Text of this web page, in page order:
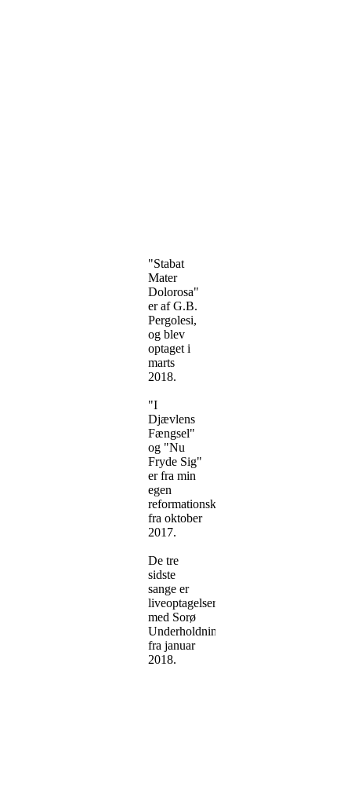
"Stabat
Mater
Dolorosa"
er af G.B.
Pergolesi,
og blev
optaget i
marts
2018.
"I
Djævlens
Fængsel"
og "Nu
Fryde Sig"
er fra min
egen
reformationskantate
fra oktober
2017.
De tre
sidste
sange er
liveoptagelser
med Sorø
Underholdningskor
fra januar
2018.